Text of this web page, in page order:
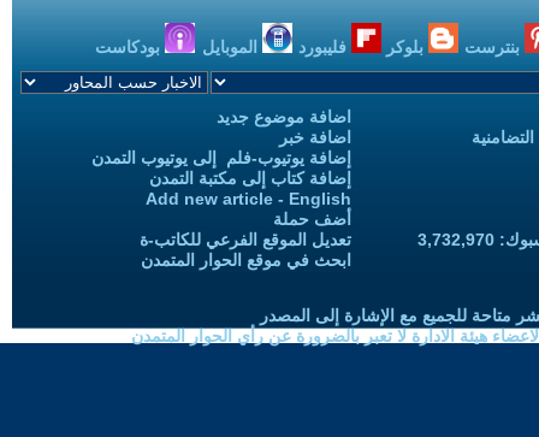
بنترست بلوكر فليبورد الموبايل بودكاست
اضافة موضوع جديد
اضافة خبر
إضافة يوتيوب-فلم إلى يوتيوب التمدن
إضافة كتاب إلى مكتبة التمدن
Add new article - English
أضف حملة
تعديل الموقع الفرعي للكاتب-ة
ابحث في موقع الحوار المتمدن
متاحة للجميع مع الإشارة إلى المصدر
هيئة الادارة لا تعبر بالضرورة عن رأي الحوار المتمدن